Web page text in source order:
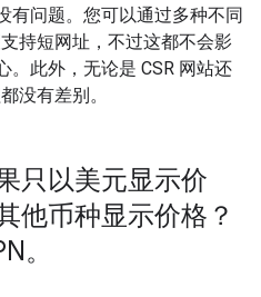
有问题。您可以通过多种不同
持短网址，不过这都不会影
。此外，无论是 CSR 网站还
没有差别。
只以美元显示价
他币种显示价格？
。